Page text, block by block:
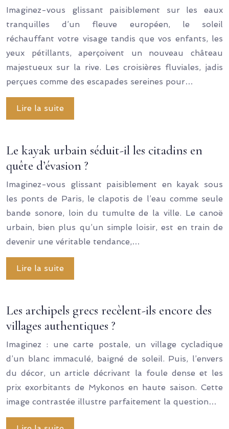
Imaginez-vous glissant paisiblement sur les eaux
tranquilles d’un fleuve européen, le soleil
réchauffant votre visage tandis que vos enfants, les
yeux pétillants, aperçoivent un nouveau château
majestueux sur la rive. Les croisières fluviales, jadis
perçues comme des escapades sereines pour…
Lire la suite
Le kayak urbain séduit-il les citadins en
quête d’évasion ?
Imaginez-vous glissant paisiblement en kayak sous
les ponts de Paris, le clapotis de l’eau comme seule
bande sonore, loin du tumulte de la ville. Le canoë
urbain, bien plus qu’un simple loisir, est en train de
devenir une véritable tendance,…
Lire la suite
Les archipels grecs recèlent-ils encore des
villages authentiques ?
Imaginez : une carte postale, un village cycladique
d’un blanc immaculé, baigné de soleil. Puis, l’envers
du décor, un article décrivant la foule dense et les
prix exorbitants de Mykonos en haute saison. Cette
image contrastée illustre parfaitement la question…